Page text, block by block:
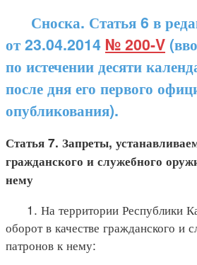
Сноска. Статья 6 в
от 23.04.2014 № 200-V
по истечении десяти
после дня его первого
опубликования).
Статья 7. Запреты,
гражданского и служебного
нему
1. На территории Республики
оборот в качестве гражданского и
патронов к нему: